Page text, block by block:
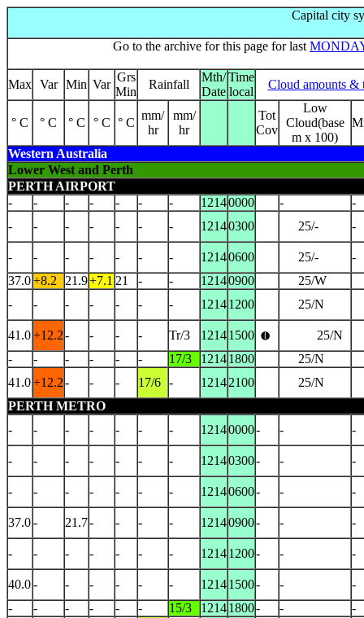
Capital city
Go to the archive for this page for last
Max Var Min Var
Grs
Min
Rainfall
Mth/
Date
Time
local
Cloud amounts &
° C ° C ° C ° C ° C
mm/
hr
mm/
hr
Tot
Cov
Low
Cloud(base
m x 100)
Western Australia
Lower West and Perth
PERTH AIRPORT
-
- - - - - - 12140000 -
-
-
- - - - - - 12140300 25/- -
- - - - - - - 12140600 25/-
-
37.0+8.2 21.9+7.1 21 - - 12140900
25/W
-
- - - - - - 12141200 25/N
41.0+12.2- - - - Tr/3 12141500
25/N
-
- - - - - 17/3 12141800
25/N
41.0+12.2- - - 17/6 - 12142100
25/N
PERTH METRO
-
- - - - - - 12140000- - -
- - - - - - - 12140300- - -
- - - - - - - 12140600- - -
37.0- 21.7- - - - 12140900- - -
- - - - - - - 12141200- - -
40.0- - - - - - 12141500- -
-
-
- - - - - 15/3 12141800- -
-